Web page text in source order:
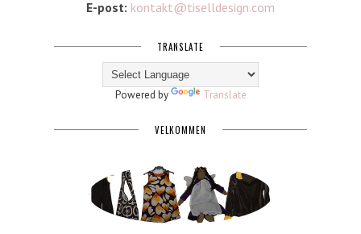
E-post: kontakt@tiselldesign.com
TRANSLATE
Powered by Translate
VELKOMMEN